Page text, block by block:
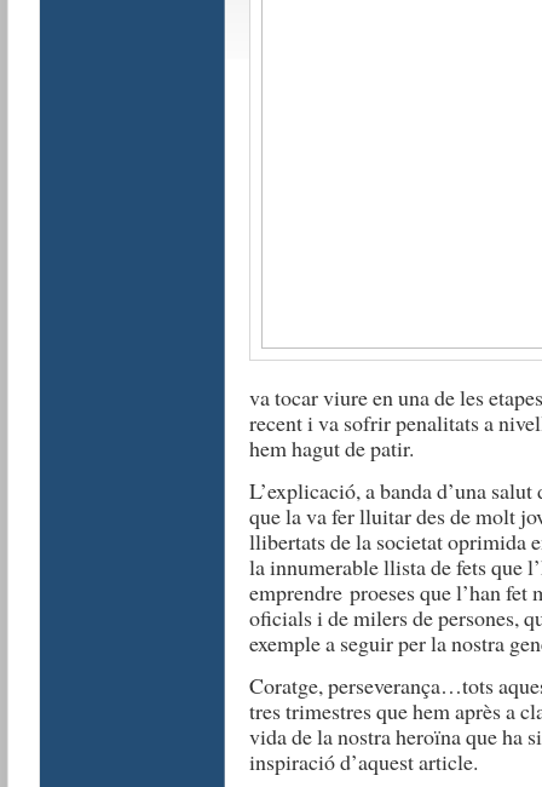
va tocar viure en una de les
recent i va sofrir penalitats a
hem hagut de patir.
L’explicació, a banda d’una
que la va fer lluitar des de molt
llibertats de la societat oprimida
la innumerable llista de fets que
emprendre proeses que l’han fet
oficials i de milers de persones,
exemple a seguir per la nostra
Coratge, perseverança…tots
tres trimestres que hem après a
vida de la nostra heroïna que ha
inspiració d’aquest article.